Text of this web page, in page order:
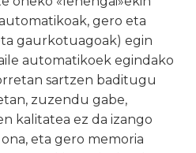
gero eta
gaurkotuagoak) egin
automatikoek egindako
sartzen baditugu
zuzendu gabe,
kalitatea ez da izango
eta gero memoria